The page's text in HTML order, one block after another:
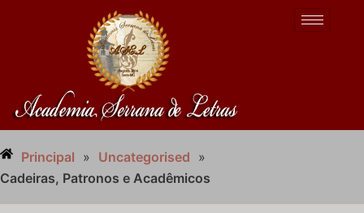
Principal » Uncategorised »
Cadeiras, Patronos e Acadêmicos